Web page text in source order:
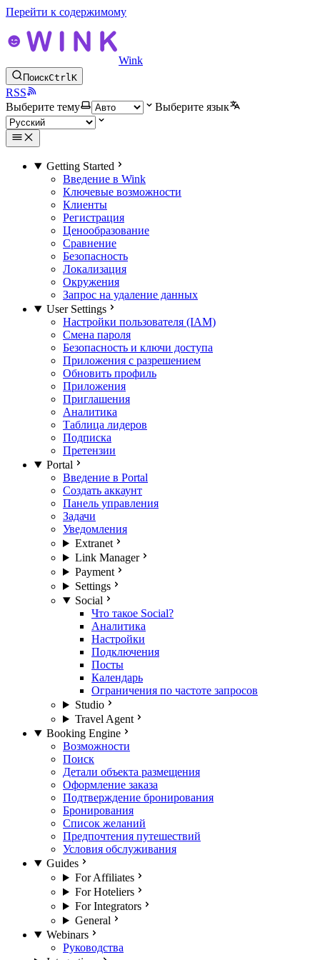
Перейти к содержимому
Wink
ПоискCtrlK
RSS
Выберите тему
Выберите язык
Getting Started
Введение в Wink
Ключевые возможности
Клиенты
Регистрация
Ценообразование
Сравнение
Безопасность
Локализация
Окружения
Запрос на удаление данных
User Settings
Настройки пользователя (IAM)
Смена пароля
Безопасность и ключи доступа
Приложения с разрешением
Обновить профиль
Приложения
Приглашения
Аналитика
Таблица лидеров
Подписка
Претензии
Portal
Введение в Portal
Создать аккаунт
Панель управления
Задачи
Уведомления
Extranet
Link Manager
Payment
Settings
Social
Что такое Social?
Аналитика
Настройки
Подключения
Посты
Календарь
Ограничения по частоте запросов
Studio
Travel Agent
Booking Engine
Возможности
Поиск
Детали объекта размещения
Оформление заказа
Подтверждение бронирования
Бронирования
Список желаний
Предпочтения путешествий
Условия обслуживания
Guides
For Affiliates
For Hoteliers
For Integrators
General
Webinars
Руководства